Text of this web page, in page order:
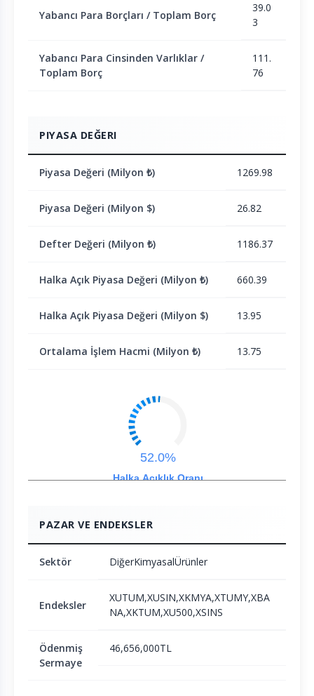
Yabancı Para Borçları / Toplam Borç
39.0
3
Yabancı Para Cinsinden Varlıklar /
Toplam Borç
111.
76
PIYASA DEĞERI
Piyasa Değeri (Milyon ₺) 1269.98
Piyasa Değeri (Milyon $) 26.82
Defter Değeri (Milyon ₺) 1186.37
Halka Açık Piyasa Değeri (Milyon ₺) 660.39
Halka Açık Piyasa Değeri (Milyon $) 13.95
Ortalama İşlem Hacmi (Milyon ₺) 13.75
Halka Açıklık Oranı
52.0%
PAZAR VE ENDEKSLER
Sektör DiğerKimyasalÜrünler
Endeksler
XUTUM,XUSIN,XKMYA,XTUMY,XBA
NA,XKTUM,XU500,XSINS
Ödenmiş
Sermaye
46,656,000TL